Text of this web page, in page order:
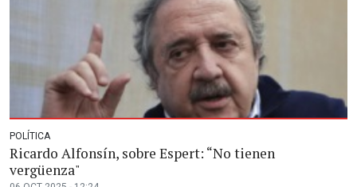
POLÍTICA
Ricardo Alfonsín, sobre Espert: “No tienen
vergüenza"